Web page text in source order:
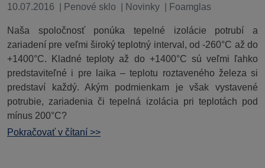
10.07.2016 Penové sklo Novinky Foamglas
Naša spoločnosť ponúka tepelné izolácie potrubí a
zariadení pre veľmi široký teplotný interval, od -260°C až do
+1400°C. Kladné teploty až do +1400°C sú veľmi ľahko
predstaviteľné i pre laika – teplotu roztaveného železa si
predstaví každý. Akým podmienkam je však vystavené
potrubie, zariadenia či tepelná izolácia pri teplotách pod
mínus 200°C?
Pokračovať v čítaní >>